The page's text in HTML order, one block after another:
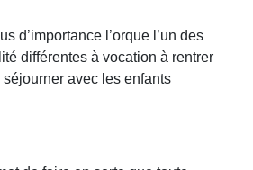
d’importance l’orque l’un des
différentes à vocation à rentrer
avec les enfants